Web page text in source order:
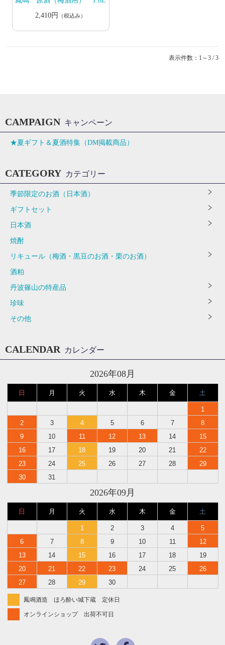
2,410円
（税込み）
表示件数：1～3 / 3
CAMPAIGN キャンペーン
★夏ギフト＆夏酒特集（DM掲載商品）
CATEGORY カテゴリー
季節限定のお酒（日本酒）
ギフトセット
日本酒
焼酎
リキュール（梅酒・黒豆のお酒・栗のお酒）
酒粕
丹波篠山の特産品
珍味
その他
CALENDAR カレンダー
2026年08月
日 月 火 水 木 金 土
1
2
3 4 5 6 7
8
9
10 11 12 13 14
15
16
17 18 19 20 21
22
23
24 25 26 27 28
29
30
31
2026年09月
日 月 火 水 木 金 土
1 2 3 4
5
6
7 8 9 10 11
12
13
14 15 16 17 18
19
20
21 22 23 24 25
26
27
28 29 30
鳳鳴酒造 ほろ酔い城下蔵 定休日
オンラインショップ 出荷不可日